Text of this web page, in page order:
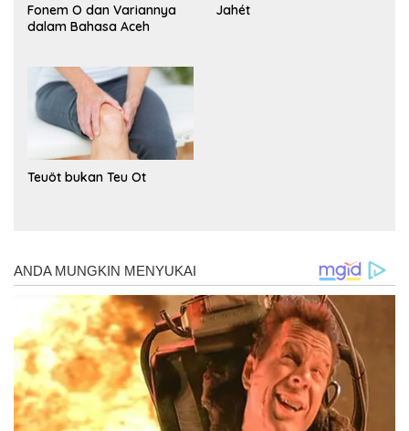
Fonem O dan Variannya
dalam Bahasa Aceh
Jahét
Teuöt bukan Teu Ot